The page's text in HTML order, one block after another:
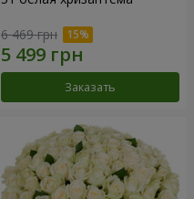
6 469 грн
Заказать